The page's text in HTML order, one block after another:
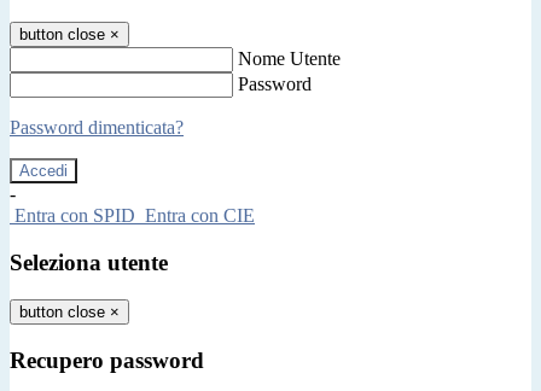
button close ×
Nome Utente
Password
Password dimenticata?
-
Entra con SPID Entra con CIE
Seleziona utente
button close ×
Recupero password